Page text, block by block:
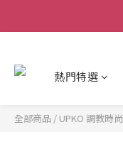
熱門特選
全部商品 / UPKO 調教時尚